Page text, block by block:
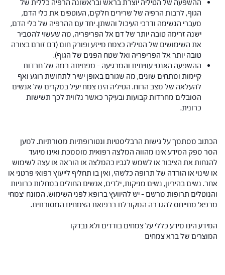
ההשפעה של הטיליה יוצרת בראש ובראשונה הרפיה כללית של
הגוף, לרבות הרפיה של שרירים חלקים, העוטפים את כלי הדם,
מעברי הנשימה ודרכי העיכול והשתן. יחד עם ההרפיה של כלי הדם,
ישנה זרימה טובה יותר של דם אל הפריפריה, מה שעשוי להסביר
את השימושים של הטיליה כצמח מייזע ופורק חום (דם זורם בצורה
טובה יותר אל הפריפריה ואל שטח הפנים של הגוף).
ההשפעה האנטי עוויתית והמרגיעה – מפחיתה רמה של חרדות
קיימות ומתחים שונים, מה שגורם באופן ישיר לתחושת רוגע ואף
להעלאה של מצב הרוח. הטיליה הינו צמח יעיל במקרים של אנשים
הסובלים מחרדות קבועות ובעיקר כאשר נלווית לכך תשישות
כרונית.
הכתוב מסתמך על גישות הרבליסטיות ונטורופתיות מסורתיות. למען
הסר ספק המידע אינו מהווה המלצה רפואית מוסמכת ואינו מיועד
להנחות את הציבור או לשמש לגביו כהמלצה או הוראה או עצה לשימוש
או שינוי או הורדה של תרופה כלשהי, ואין בו תחליף לייעוץ רפואי פרטני או
אחר. נשים בהיריון, נשים מניקות, ילדים, אנשים החולים במחלות כרוניות
והנוטלים תרופות מרשם – יש להיוועץ ברופא לפני השימוש. המונח 'צמחי
מרפא' מתייחס להגדרה המקובלת ברפואת הצמחים המסורתית.
המידע הינו מידע כללי על צמחים בודדים ולא נבדקו
המוצרים של ברא צמחים